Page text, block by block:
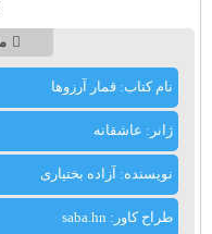
نام کتاب: قمار آرزوها
ژانر: عاشقانه
نویسنده: آزاده بختیاری
طراح کاور: saba.hn